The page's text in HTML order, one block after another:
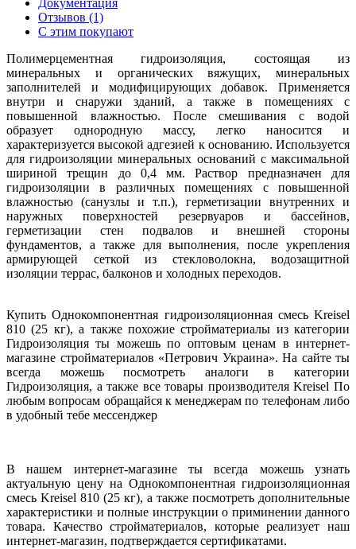
Документация
Отзывов (1)
С этим покупают
Полимерцементная гидроизоляция, состоящая из
минеральных и органических вяжущих, минеральных
заполнителей и модифицирующих добавок. Применяется
внутри и снаружи зданий, а также в помещениях с
повышенной влажностью. После смешивания с водой
образует однородную массу, легко наносится и
характеризуется высокой адгезией к основанию. Используется
для гидроизоляции минеральных оснований с максимальной
шириной трещин до 0,4 мм. Раствор предназначен для
гидроизоляции в различных помещениях с повышенной
влажностью (санузлы и т.п.), герметизации внутренних и
наружных поверхностей резервуаров и бассейнов,
герметизации стен подвалов и внешней стороны
фундаментов, а также для выполнения, после укрепления
армирующей сеткой из стекловолокна, водозащитной
изоляции террас, балконов и холодных переходов.
Купить Однокомпонентная гидроизоляционная смесь Kreisel
810 (25 кг), а также похожие стройматериалы из категории
Гидроизоляция ты можешь по оптовым ценам в интернет-
магазине стройматериалов «Петрович Украина». На сайте ты
всегда можешь посмотреть аналоги в категории
Гидроизоляция, а также все товары производителя Kreisel По
любым вопросам обращайся к менеджерам по телефонам либо
в удобный тебе мессенджер
В нашем интернет-магазине ты всегда можешь узнать
актуальную цену на Однокомпонентная гидроизоляционная
смесь Kreisel 810 (25 кг), а также посмотреть дополнительные
характеристики и полные инструкции о приминении данного
товара. Качество стройматериалов, которые реализует наш
интернет-магазин, подтверждается сертификатами.